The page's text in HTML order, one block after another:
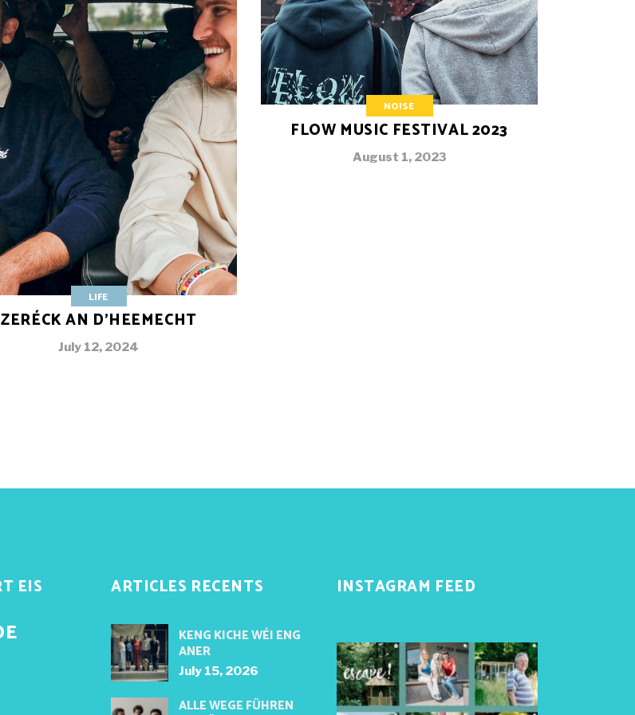
LIFE
ZERÉCK AN D’HEEMECHT
July 12, 2024
NOISE
FLOW MUSIC FESTIVAL 2023
August 1, 2023
EIS ARTICLES RECENTS
KENG KICHE WÉI ENG
ANER
July 15, 2026
ALLE WEGE FÜHREN
INSTAGRAM FEED